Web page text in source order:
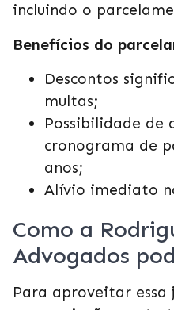
incluindo o
Benefícios do
Descontos
multas;
Possibilidade de
cronograma de
anos;
Alívio imediato
Como a
Advogados
Para aproveitar essa